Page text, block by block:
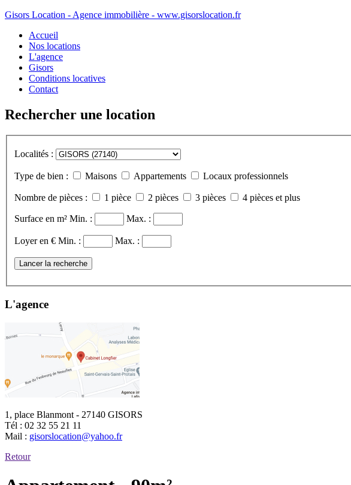
Gisors Location - Agence immobilière - www.gisorslocation.fr
Accueil
Nos locations
L'agence
Gisors
Conditions locatives
Contact
Rechercher une location
Localités :
Type de bien : Maisons Appartements Locaux professionnels
Nombre de pièces : 1 pièce 2 pièces 3 pièces 4 pièces et plus
Surface en m² Min. : Max. :
Loyer en € Min. : Max. :
Lancer la recherche
L'agence
1, place Blanmont - 27140 GISORS
Tél : 02 32 55 21 11
Mail : gisorslocation@yahoo.fr
Retour